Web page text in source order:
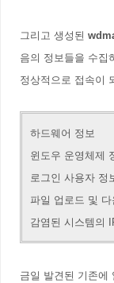
그리고 생성된
음의 정보들을 수집
정상적으로 접속이
하드웨어 정보
윈도우 운영체제
로그인 사용자 정
파일 업로드 및 다
감염된 시스템의
금일 발견된 기존에